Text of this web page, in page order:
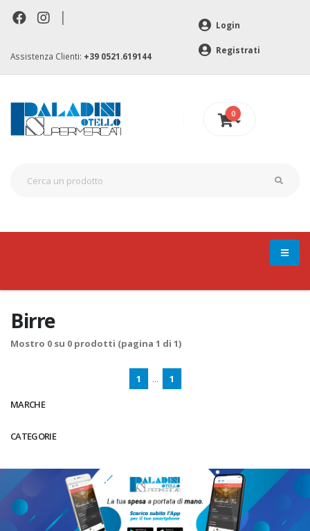
|
Assistenza Clienti: +39 0521.619144
Login
Registrati
0
MARCHE
CATEGORIE
Birre
Mostro 0 su 0 prodotti (pagina 1 di 1)
1 ... 1